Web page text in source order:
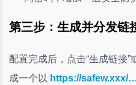
第三步：生成并分发链
配置完成后，点击“生成链接”
成一个以 https://safew.xxx/